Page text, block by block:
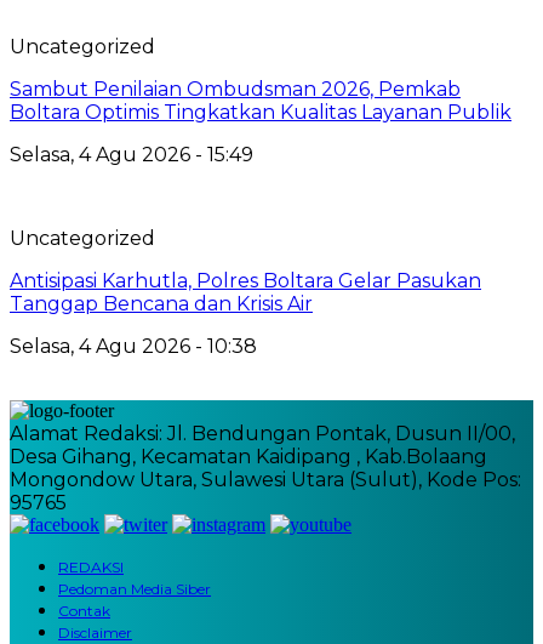
Uncategorized
Sambut Penilaian Ombudsman 2026, Pemkab
Boltara Optimis Tingkatkan Kualitas Layanan Publik
Selasa, 4 Agu 2026 - 15:49
Uncategorized
Antisipasi Karhutla, Polres Boltara Gelar Pasukan
Tanggap Bencana dan Krisis Air
Selasa, 4 Agu 2026 - 10:38
Alamat Redaksi: Jl. Bendungan Pontak, Dusun II/00,
Desa Gihang, Kecamatan Kaidipang , Kab.Bolaang
Mongondow Utara, Sulawesi Utara (Sulut), Kode Pos:
95765
REDAKSI
Pedoman Media Siber
Contak
Disclaimer